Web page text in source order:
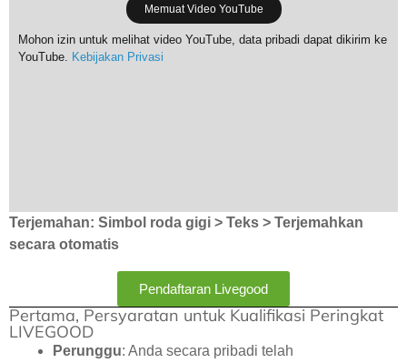
Memuat Video YouTube
Mohon izin untuk melihat video YouTube, data pribadi dapat dikirim ke
YouTube.
Kebijakan Privasi
Terjemahan: Simbol roda gigi > Teks > Terjemahkan
secara otomatis
Pendaftaran Livegood
Pertama, Persyaratan untuk Kualifikasi Peringkat
LIVEGOOD
Perunggu: Anda secara pribadi telah